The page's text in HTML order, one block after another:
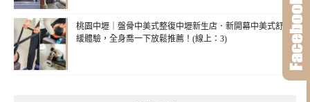
桃園中壢｜盤骨中美式整復中壢新生店．新開幕中美式舒
緩體驗，全身喬一下放鬆推薦！(線上：3)